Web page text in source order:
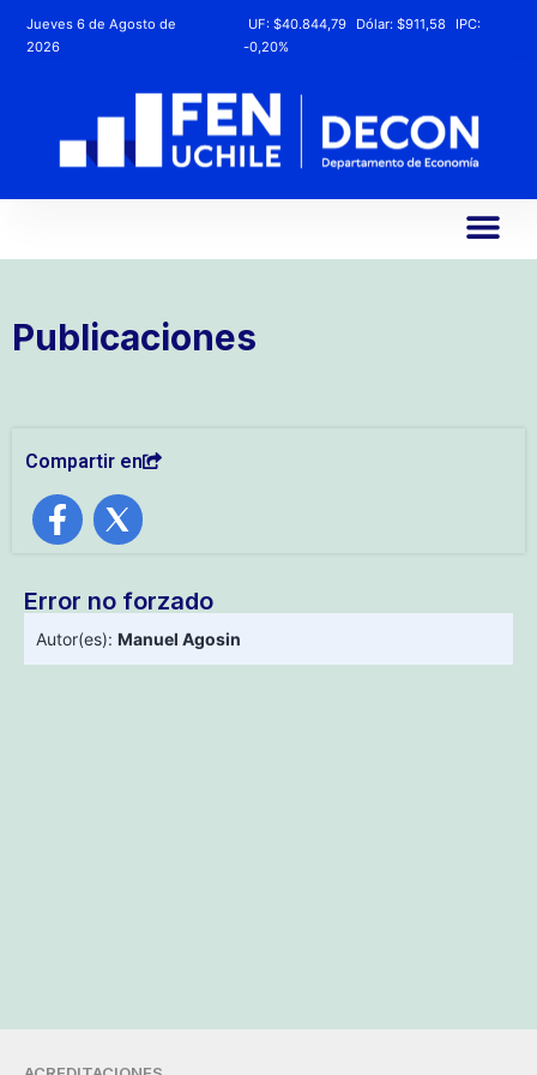
Jueves 6 de Agosto de
2026
UF:$40.844,79 Dólar:$911,58
IPC:
-0,20%
Publicaciones
Compartir en
Error no forzado
Autor(es): Manuel Agosin